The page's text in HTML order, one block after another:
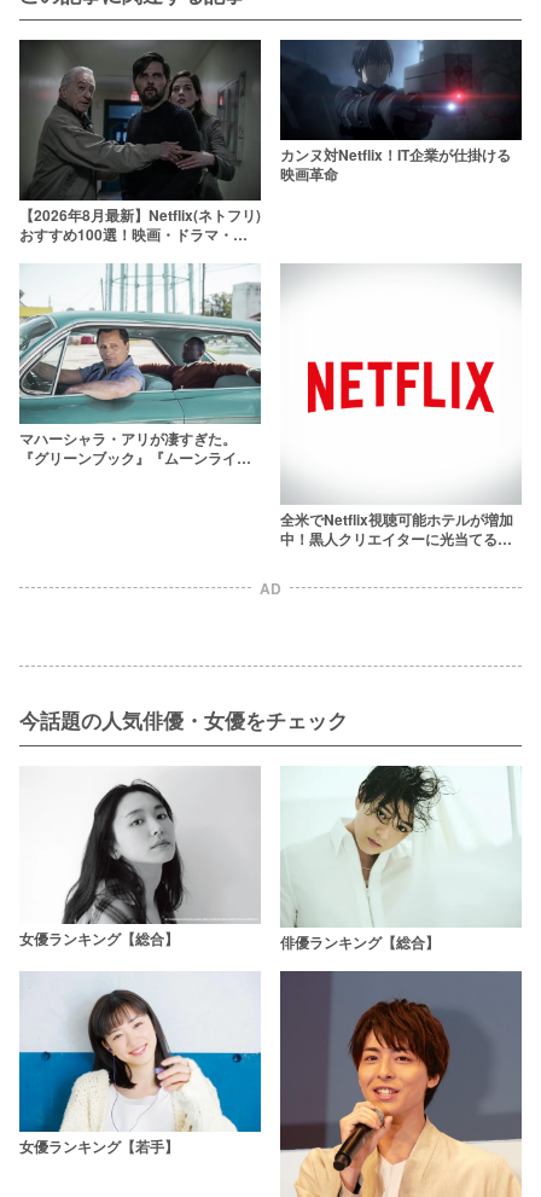
【2026年8月最新】Netflix(ネトフリ)
おすすめ100選！映画・ドラマ・ア
カンヌ対Netflix！IT企業が仕掛ける
映画革命
マハーシャラ・アリが凄すぎた。
『グリーンブック』『ムーンライ
全米でNetflix視聴可能ホテルが増加
中！黒人クリエイターに光当てる映
AD
今話題の人気俳優・女優をチェック
女優ランキング【総合】 俳優ランキング【総合】
女優ランキング【若手】